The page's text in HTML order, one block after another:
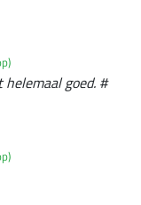
goed. #